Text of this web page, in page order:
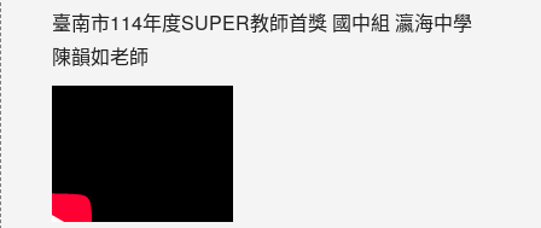
臺南市114年度SUPER教師首獎 國中組 瀛海中學
陳韻如老師